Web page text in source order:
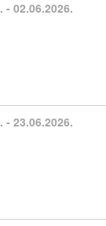
02.06.2026.
23.06.2026.